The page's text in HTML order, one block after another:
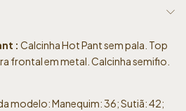
: Calcinha Hot Pant sem pala. Top
frontal em metal. Calcinha semifio.
modelo: Manequim: 36; Sutiã: 42;